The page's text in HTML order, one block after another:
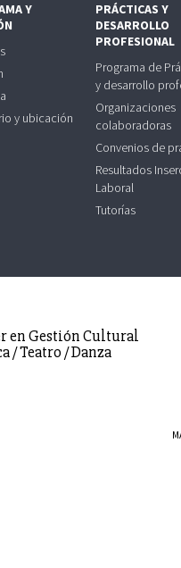
Y
y ubicación
PRÁCTICAS Y
DESARROLLO
PROFESIONAL
Programa de
y desarrollo
Organizaciones
colaboradoras
Convenios de
Resultados
Laboral
Tutorías
en Gestión Cultural
/ Teatro / Danza